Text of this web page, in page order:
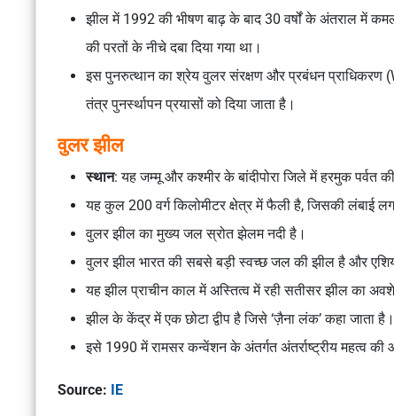
झील में 1992 की भीषण बाढ़ के बाद 30 वर्षों के अंतराल में
की परतों के नीचे दबा दिया गया था।
इस पुनरुत्थान का श्रेय वुलर संरक्षण और प्रबंधन प्राधिकरण
तंत्र पुनर्स्थापन प्रयासों को दिया जाता है।
वुलर झील
स्थान: यह जम्मू और कश्मीर के बांदीपोरा जिले में हरमुक पर्वत
यह कुल 200 वर्ग किलोमीटर क्षेत्र में फैली है, जिसकी लंबाई
वुलर झील का मुख्य जल स्रोत झेलम नदी है।
वुलर झील भारत की सबसे बड़ी स्वच्छ जल की झील है और
यह झील प्राचीन काल में अस्तित्व में रही सतीसर झील का
झील के केंद्र में एक छोटा द्वीप है जिसे ‘ज़ैना लंक’ कहा जाता है।
इसे 1990 में रामसर कन्वेंशन के अंतर्गत अंतर्राष्ट्रीय महत्व की
Source: IE